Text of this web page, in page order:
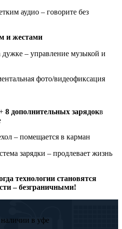
аудио – говорите без
и жестами
дужке – управление музыкой и
фото/видеофиксация
8 дополнительных зарядокв
– помещается в карман
зарядки – продлевает жизнь
технологии становятся
– безграничными!
в уфе